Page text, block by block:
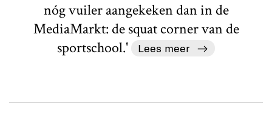
nóg vuiler aangekeken dan in de
MediaMarkt: de squat corner van de
sportschool.'
Lees meer